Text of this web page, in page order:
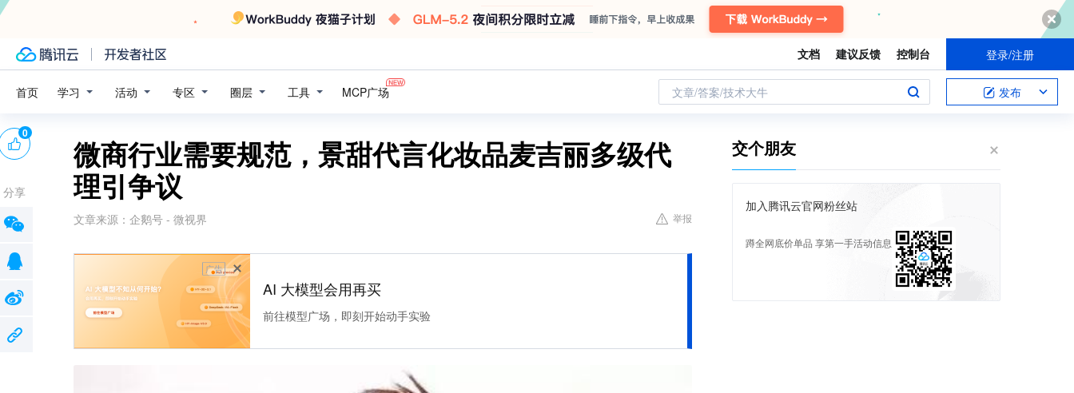
文档 建议反馈 控制台 登录/注册
首页 学习 活动 专区 圈层 工具 MCP广场 文章/答案/技术大牛 发布
微商行业需要规范，景甜代言化妆品麦吉丽多级代
理引争议
文章来源： 企鹅号 - 微视界 举报
广告
AI 大模型会用再买
前往模型广场，即刻开始动手实验
0
分享
交个朋友
加入腾讯云官网粉丝站
蹲全网底价单品 享第一手活动信息